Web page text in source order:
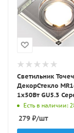
Светильник
ДекорСтекло
1х50Вт GU5.3 Серебро
90х90х20мм IP20 D0001L
Есть в наличии:
279 ₽/шт